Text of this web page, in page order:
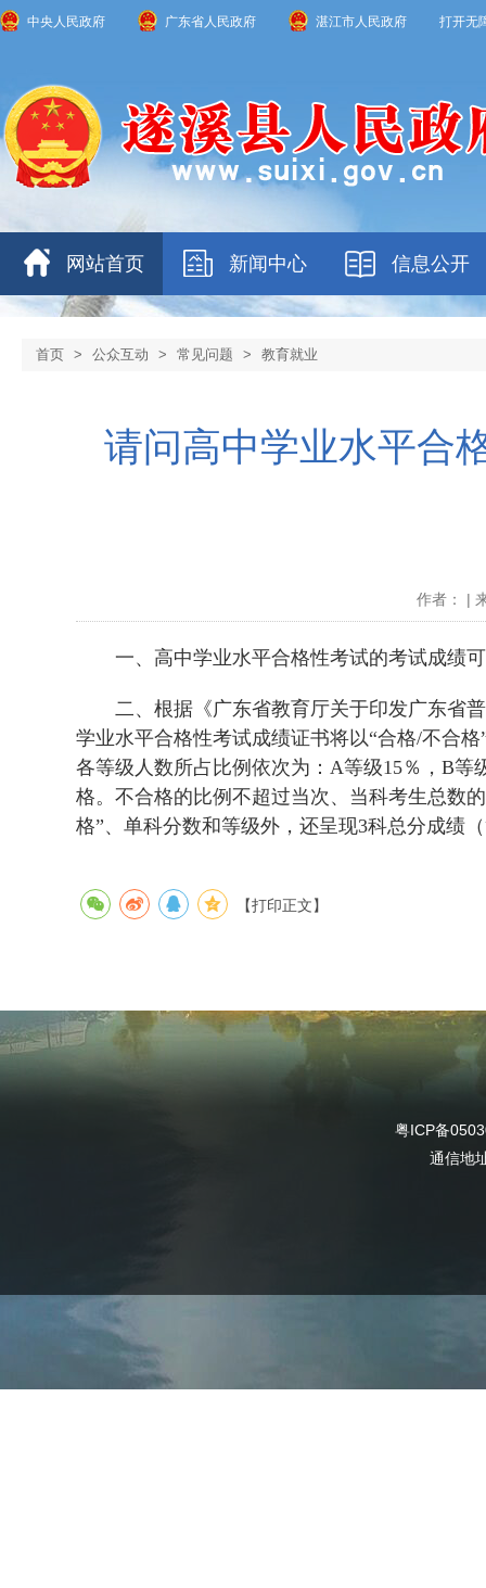
中央人民政府 广东省人民政府 湛江市人民政府 打开无
网站首页 新闻中心 信息公开
首页 > 公众互动 > 常见问题 > 教育就业
请问高中学业水平合
作者： |
一、高中学业水平合格性考试的考试成绩可
二、根据《广东省教育厅关于印发广东省普
学业水平合格性考试成绩证书将以“合格/不合
各等级人数所占比例依次为：A等级15％，B
格。不合格的比例不超过当次、当科考生总数
格”、单科分数和等级外，还呈现3科总分成绩
【打印正文】
粤ICP备
通信地